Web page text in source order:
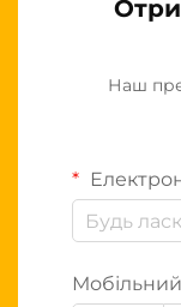
Наш